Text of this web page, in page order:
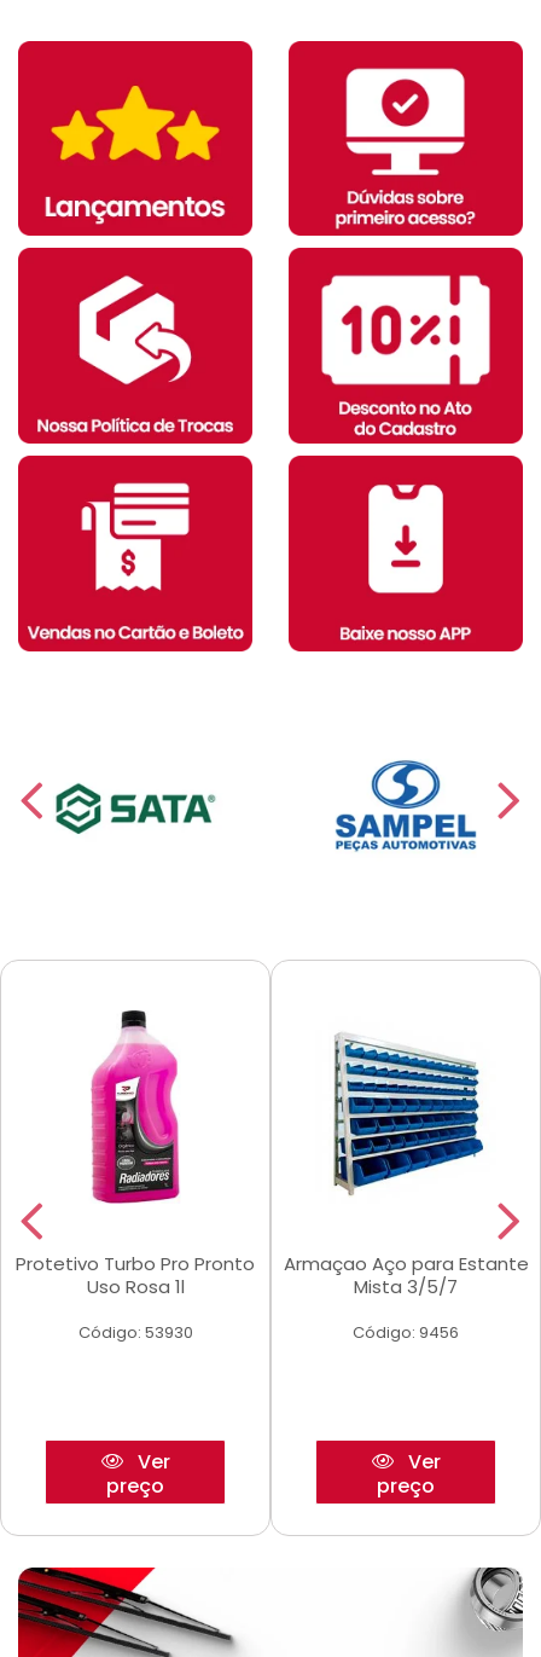
Protetivo Turbo Pro Pronto
Uso Rosa 1l
Código: 53930
Ver
preço
Armaçao Aço para Estante
Mista 3/5/7
Código: 9456
Ver
preço